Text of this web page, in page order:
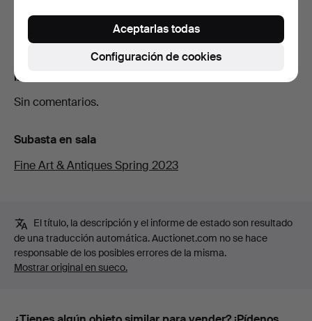
phaeum (puño marrón).
Informe de estado
Sin comentarios.
Subasta en sala
Fine Art & Antiques Spring 2023
El título, la descripción y el informe de estado son resultado
de una traducción automática. Auctionet.com no se hace
responsable de los posibles errores de la misma.
Mostrar original en sueco.
Configuración de cookies
Aceptarlas todas